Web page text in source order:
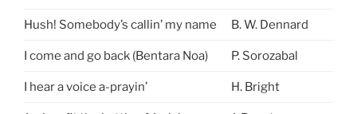
Hush! Somebody’s callin’ my name B. W. Dennard
I come and go back (Bentara Noa) P. Sorozabal
I hear a voice a-prayin’ H. Bright